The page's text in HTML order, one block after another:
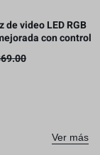
de video LED RGB
con control
Ver más